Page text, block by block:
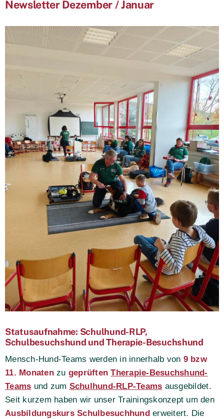
Newsletter Dezember / Januar
Statusaufnahme: Schulhund-RLP,
Schulbesuchshund und Therapie-Besuchshund
Mensch-Hund-Teams werden in innerhalb von 9 bzw
11. Monatenzu geprüften Therapie-Besuchshund-
Teams und zum Schulhund-RLP-Teams ausgebildet.
Seit kurzem haben wir unser Trainingskonzept um den
Ausbildungskurs Schulbesuchhund erweitert. Die